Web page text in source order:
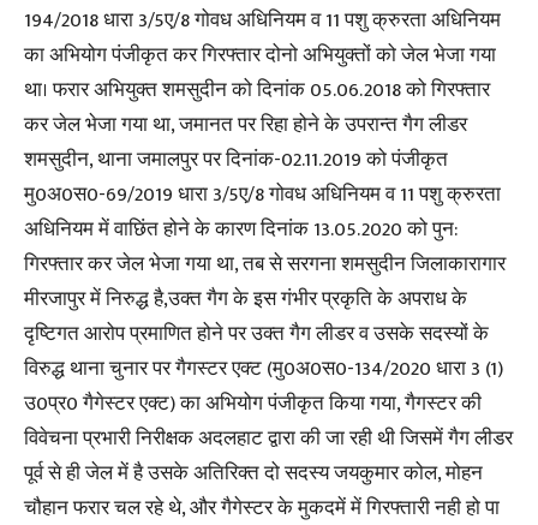
194/2018 धारा 3/5ए/8 गोवध अधिनियम व 11 पशु क्रुरता अधिनियम
का अभियोग पंजीकृत कर गिरफ्तार दोनो अभियुक्तों को जेल भेजा गया
था। फरार अभियुक्त शमसुदीन को दिनांक 05.06.2018 को गिरफ्तार
कर जेल भेजा गया था, जमानत पर रिहा होने के उपरान्त गैग लीडर
शमसुदीन, थाना जमालपुर पर दिनांक-02.11.2019 को पंजीकृत
मु0अ0स0-69/2019 धारा 3/5ए/8 गोवध अधिनियम व 11 पशु क्रुरता
अधिनियम में वाछिंत होने के कारण दिनांक 13.05.2020 को पुन:
गिरफ्तार कर जेल भेजा गया था, तब से सरगना शमसुदीन जिलाकारागार
मीरजापुर में निरुद्ध है,उक्त गैग के इस गंभीर प्रकृति के अपराध के
दृष्टिगत आरोप प्रमाणित होने पर उक्त गैग लीडर व उसके सदस्यों के
विरुद्ध थाना चुनार पर गैगस्टर एक्ट (मु0अ0स0-134/2020 धारा 3 (1)
उ0प्र0 गैगेस्टर एक्ट) का अभियोग पंजीकृत किया गया, गैगस्टर की
विवेचना प्रभारी निरीक्षक अदलहाट द्वारा की जा रही थी जिसमें गैग लीडर
पूर्व से ही जेल में है उसके अतिरिक्त दो सदस्य जयकुमार कोल, मोहन
चौहान फरार चल रहे थे, और गैगेस्टर के मुकदमें में गिरफ्तारी नही हो पा